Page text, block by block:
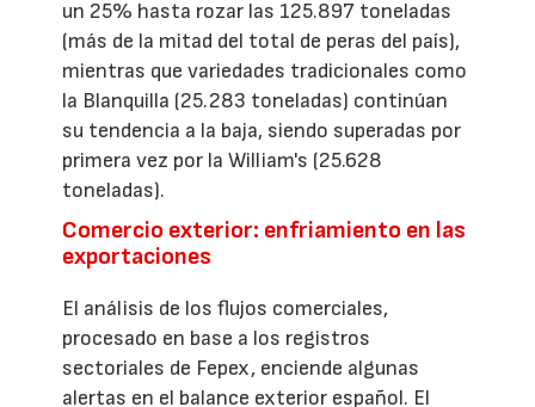
un 25% hasta rozar las 125.897 toneladas
(más de la mitad del total de peras del país),
mientras que variedades tradicionales como
la Blanquilla (25.283 toneladas) continúan
su tendencia a la baja, siendo superadas por
primera vez por la William's (25.628
toneladas).
Comercio exterior: enfriamiento en las
exportaciones
El análisis de los flujos comerciales,
procesado en base a los registros
sectoriales de Fepex, enciende algunas
alertas en el balance exterior español. El